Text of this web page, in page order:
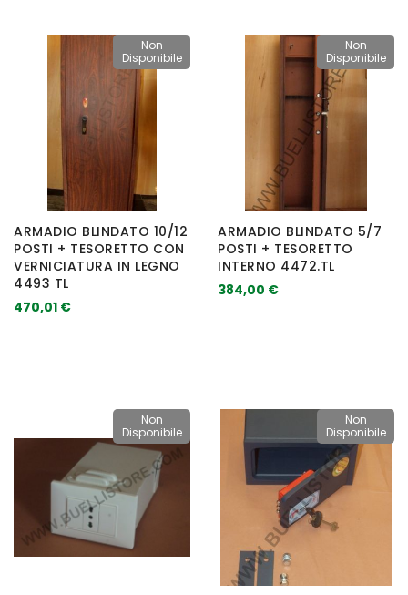
Non
Disponibile
ARMADIO BLINDATO 10/12
POSTI + TESORETTO CON
VERNICIATURA IN LEGNO
4493 TL
470,01 €
Non
Disponibile
ARMADIO BLINDATO 5/7
POSTI + TESORETTO
INTERNO 4472.TL
384,00 €
Non
Disponibile
Non
Disponibile